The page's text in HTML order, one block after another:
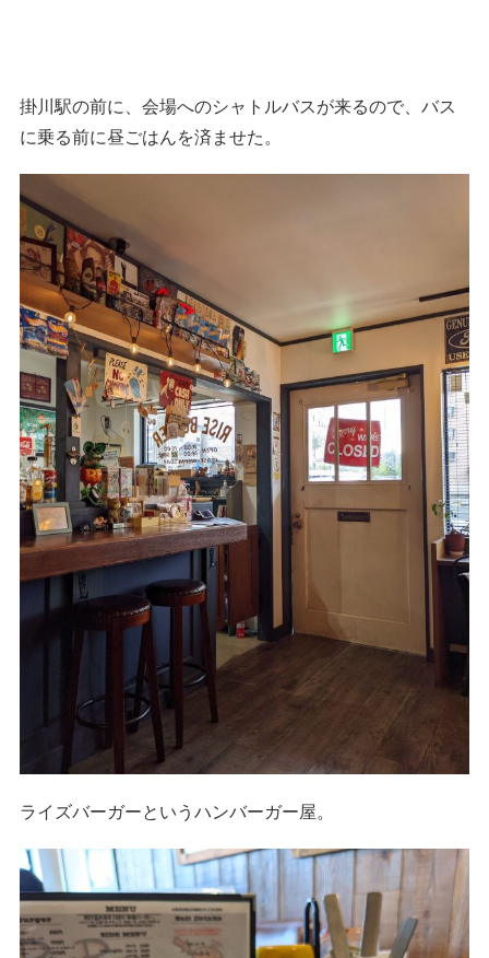
掛川駅の前に、会場へのシャトルバスが来るので、バス
に乗る前に昼ごはんを済ませた。
ライズバーガーというハンバーガー屋。